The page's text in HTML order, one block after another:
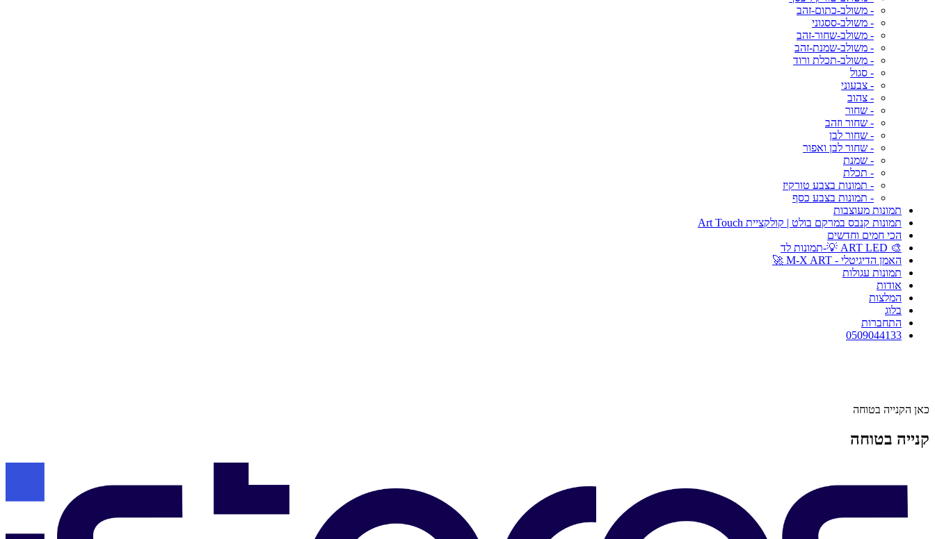
- משולב-כתום-זהב
- משולב-ססגוני
- משולב-שחור-זהב
- משולב-שמנת-זהב
- משולב-תכלת ורוד
- סגול
- צבעוני
- צהוב
- שחור
- שחור וזהב
- שחור לבן
- שחור לבן ואפור
- שמנת
- תכלת
- תמונות בצבע טורקיז
- תמונות בצבע כסף
תמונות מעוצבות
תמונות קנבס במרקם בולט | קולקציית Art Touch
הכי חמים וחדשים
🎨 ART LED 💡-תמונות לד
האמן הדיגיטלי - M-X ART 🚀
תמונות עגולות
אודות
המלצות
בלוג
התחברות
0509044133
כאן הקנייה בטוחה
קנייה בטוחה